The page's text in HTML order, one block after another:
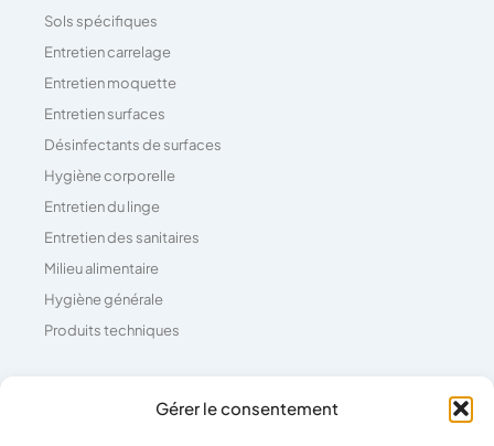
Gérer le consentement
Sols spécifiques
Entretien carrelage
Entretien moquette
Entretien surfaces
Désinfectants de surfaces
Hygiène corporelle
Entretien du linge
Entretien des sanitaires
Milieu alimentaire
Hygiène générale
Produits techniques